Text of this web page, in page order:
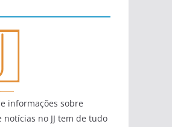
informações sobre
no JJ tem de tudo